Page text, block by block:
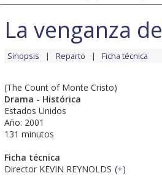
La venganza
Sinopsis Reparto Ficha técnica
(The Count of Monte Cristo)
Drama - Histórica
Estados Unidos
Año: 2001
131 minutos
Ficha técnica
Director KEVIN REYNOLDS (+)